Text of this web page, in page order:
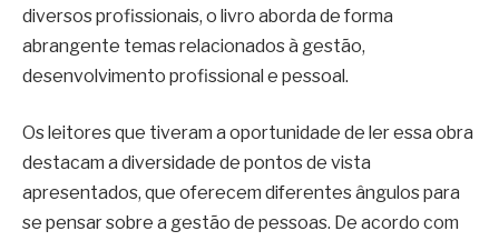
diversos profissionais, o livro aborda de forma
abrangente temas relacionados à gestão,
desenvolvimento profissional e pessoal.
Os leitores que tiveram a oportunidade de ler essa obra
destacam a diversidade de pontos de vista
apresentados, que oferecem diferentes ângulos para
se pensar sobre a gestão de pessoas. De acordo com